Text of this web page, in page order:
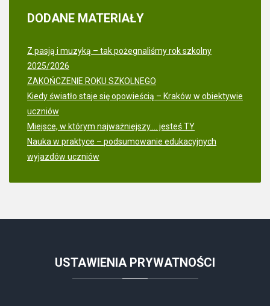
DODANE MATERIAŁY
Z pasją i muzyką – tak pożegnaliśmy rok szkolny
2025/2026
ZAKOŃCZENIE ROKU SZKOLNEGO
Kiedy światło staje się opowieścią – Kraków w obiektywie
uczniów
Miejsce, w którym najważniejszy.... jesteś TY
Nauka w praktyce – podsumowanie edukacyjnych
wyjazdów uczniów
USTAWIENIAPRYWATNOŚCI